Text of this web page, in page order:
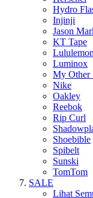
Hydro
Injinji
Jason
KT Tape
Lululemon
Luminox
My Other
Nike
Oakley
Reebok
Rip Curl
Shoebible
Spibelt
Sunski
TomTom
SALE
Lihat